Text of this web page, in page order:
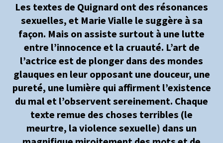
Les textes de Quignard ont des résonances
sexuelles, et Marie Vialle le suggère à sa
façon. Mais on assiste surtout à une lutte
entre l’innocence et la cruauté. L’art de
l’actrice est de plonger dans des mondes
glauques en leur opposant une douceur, une
pureté, une lumière qui affirment l’existence
du mal et l’observent sereinement. Chaque
texte remue des choses terribles (le
meurtre, la violence sexuelle) dans un